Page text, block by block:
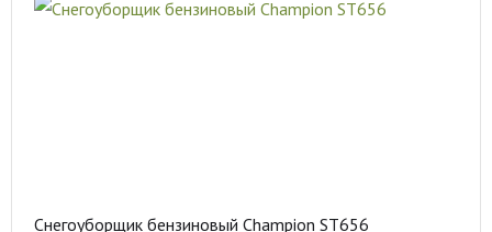
Снегоуборщик бензиновый Champion ST656